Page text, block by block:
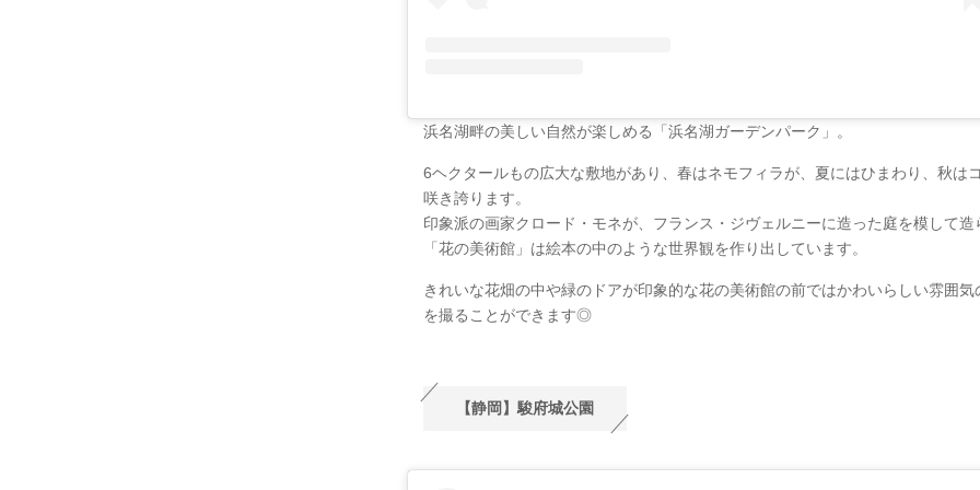
浜名湖畔の美しい自然が楽しめる「浜名湖ガーデンパーク」。
6ヘクタールもの広大な敷地があり、春はネモフィラが、夏にはひまわり、秋は
咲き誇ります。
印象派の画家クロード・モネが、フランス・ジヴェルニーに造った庭を模して造
「花の美術館」は絵本の中のような世界観を作り出しています。
きれいな花畑の中や緑のドアが印象的な花の美術館の前ではかわいらしい雰囲気
を撮ることができます◎
【静岡】駿府城公園